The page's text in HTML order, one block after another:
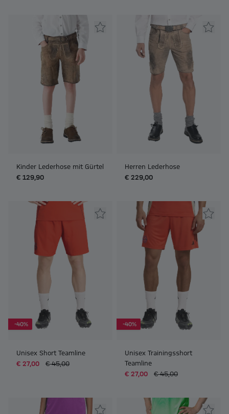
Kinder Lederhose mit Gürtel
€ 129,90
Herren Lederhose
€ 229,00
-40%
Unisex Short Teamline
€ 27,00
€ 45,00
-40%
Unisex Trainingsshort
Teamline
€ 27,00
€ 45,00